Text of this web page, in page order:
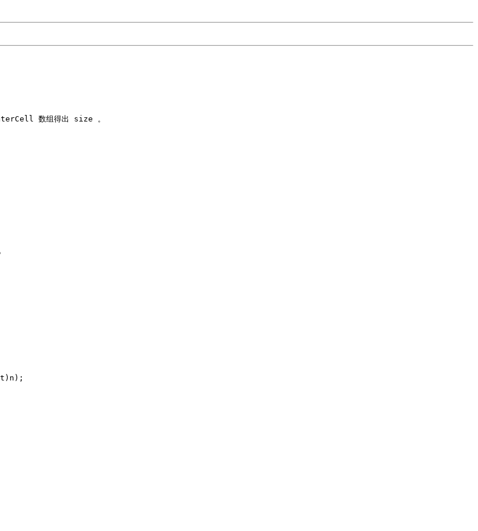
数组得出 size 。